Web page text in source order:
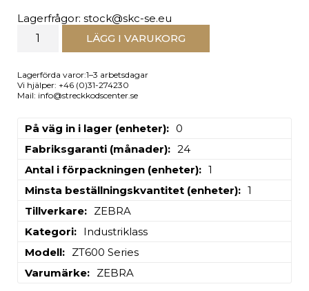
Lagerfrågor: stock@skc-se.eu
LÄGG I VARUKORG
Lagerförda varor:1–3 arbetsdagar
Vi hjälper: +46 (0)31-274230
Mail: info@streckkodscenter.se
På väg in i lager (enheter)
0
Fabriksgaranti (månader)
24
Antal i förpackningen (enheter)
1
Minsta beställningskvantitet (enheter)
1
Tillverkare
ZEBRA
Kategori
Industriklass
Modell
ZT600 Series
Varumärke
ZEBRA